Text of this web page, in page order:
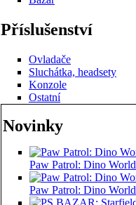
Příslušenství
Ovladače
Sluchátka, headsety
Konzole
Ostatní
Novinky
Paw Patrol: Dino World
Paw Patrol: Dino World